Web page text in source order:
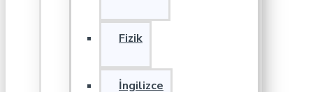
Fizik
İngilizce